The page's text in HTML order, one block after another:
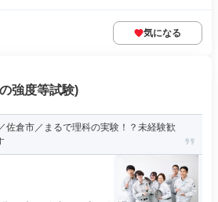
気になる
強度等試験)
佐倉市／まるで理科の実験！？未経験歓